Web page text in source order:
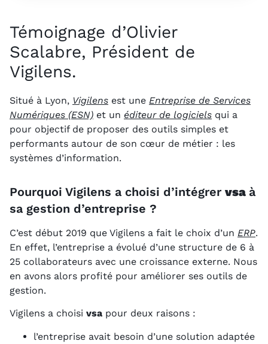
Témoignage d’Olivier
Scalabre, Président de
Vigilens.
Situé à Lyon, Vigilens est une Entreprise de Services
Numériques (ESN) et un éditeur de logiciels qui a
pour objectif de proposer des outils simples et
performants autour de son cœur de métier : les
systèmes d’information.
Pourquoi Vigilens a choisi d’intégrer vsa à
sa gestion d’entreprise ?
C’est début 2019 que Vigilens a fait le choix d’un ERP.
En effet, l’entreprise a évolué d’une structure de 6 à
25 collaborateurs avec une croissance externe. Nous
en avons alors profité pour améliorer ses outils de
gestion.
Vigilens a choisi vsa pour deux raisons :
l’entreprise avait besoin d’une solution adaptée